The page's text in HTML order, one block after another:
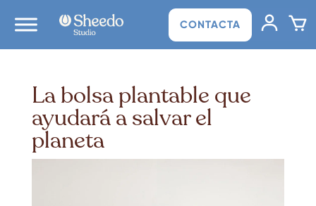
CONTACTA
La bolsa plantable que
ayudará a salvar el
planeta